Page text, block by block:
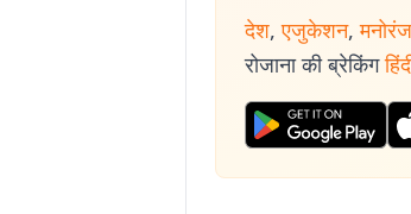
देश, एजुकेशन,
रोजाना की ब्रेकिंग